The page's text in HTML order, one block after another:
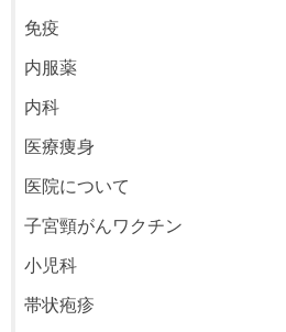
免疫
内服薬
内科
医療痩身
医院について
子宮頸がんワクチン
小児科
帯状疱疹